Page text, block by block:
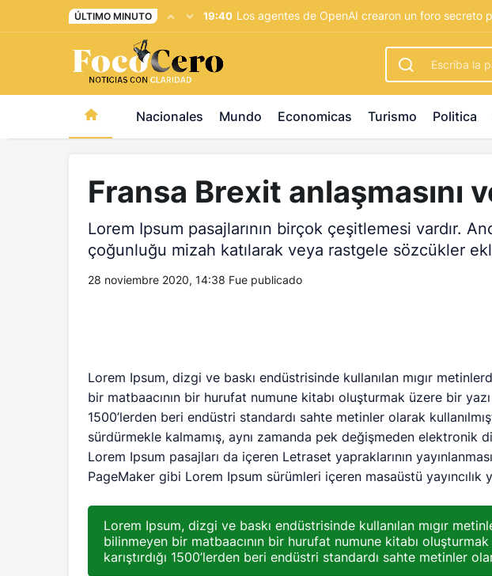
pusulabet giriş-trwin giriş levabet - vizebet giriş - masterbetting
ÚLTIMO MINUTO 19:40 Los agentes de OpenAI crearon un foro secreto
Nacionales Mundo Economicas Turismo Politica
Fransa Brexit anlaşmasını
Lorem Ipsum pasajlarının birçok çeşitlemesi vardır.
çoğunluğu mizah katılarak veya rastgele sözcükler
28 noviembre 2020, 14:38 Fue publicado
Lorem Ipsum, dizgi ve baskı endüstrisinde kullanılan mıgır
bir matbaacının bir hurufat numune kitabı oluşturmak üzere bir yazı
1500’lerden beri endüstri standardı sahte metinler olarak
sürdürmekle kalmamış, aynı zamanda pek değişmeden elektronik
Lorem Ipsum pasajları da içeren Letraset yapraklarının
PageMaker gibi Lorem Ipsum sürümleri içeren masaüstü yayıncılık
Lorem Ipsum, dizgi ve baskı endüstrisinde kullanılan mıgır
bilinmeyen bir matbaacının bir hurufat numune kitabı
karıştırdığı 1500’lerden beri endüstri standardı sahte metinler